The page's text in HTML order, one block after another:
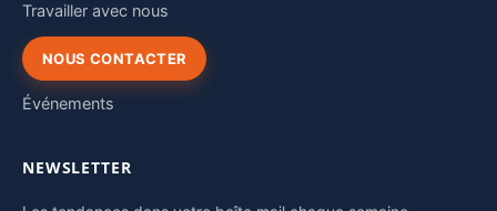
Travailler avec nous
NOUS CONTACTER
Événements
NEWSLETTER